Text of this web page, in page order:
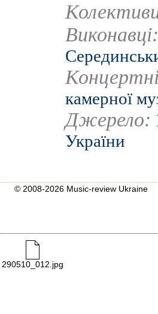
Виконавці:
камерної
Джерело:
України
© 2008-2026 Music-review Ukraine
290510_012.jpg